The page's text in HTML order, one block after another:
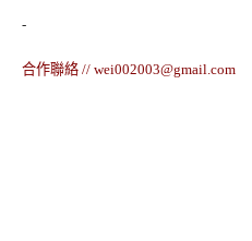
-
合作聯絡 // wei002003@gmail.com